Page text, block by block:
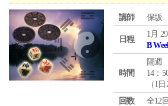
講師 保坂
日程
1月
B
時間
隔週
14：
（1
回数
全12